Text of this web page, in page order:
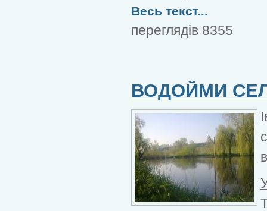
Весь текст...
переглядів 8355
ВОДОЙМИ